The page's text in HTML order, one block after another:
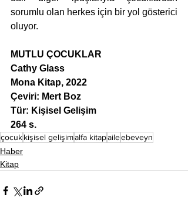
sorumlu olan herkes için bir yol gösterici
oluyor.
MUTLU ÇOCUKLAR
Cathy Glass
Mona Kitap, 2022
Çeviri: Mert Boz
Tür: Kişisel Gelişim
264 s.
çocukkişisel gelişimalfa kitapaileebeveyn
Haber
Kitap